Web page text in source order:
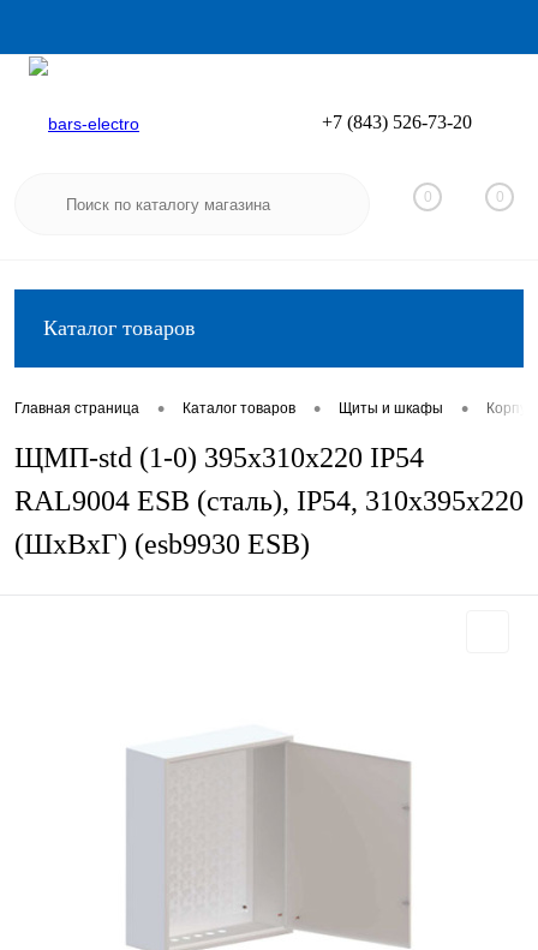
Вход
+7 (843) 526-73-20
0 0
Каталог товаров
Главная страница • Каталог товаров • Щиты и шкафы •
ЩМП-std (1-0) 395х310х220 IP54
RAL9004 ESB (сталь), IP54, 310х395х220
(ШхВхГ) (esb9930 ESB)